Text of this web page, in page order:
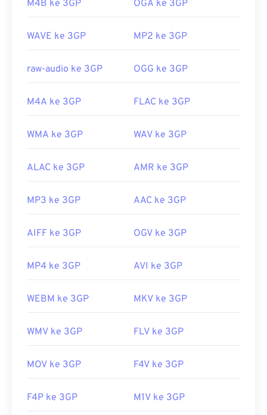
https://en.wikipedia.org/wiki/.m2ts
di luar ponsel, konversikanberkas ke MP4.
ke-3 (3GPP)
Rilis awal: 1997
https://en.wikipedia.org/wiki/3GP_dan_3G2
M4B ke 3GP OGA ke 3GP
WAVE ke 3GP MP2 ke 3GP
raw-audio ke 3GP OGG ke 3GP
M4A ke 3GP FLAC ke 3GP
WMA ke 3GP WAV ke 3GP
ALAC ke 3GP AMR ke 3GP
MP3 ke 3GP AAC ke 3GP
AIFF ke 3GP OGV ke 3GP
MP4 ke 3GP AVI ke 3GP
WEBM ke 3GP MKV ke 3GP
WMV ke 3GP FLV ke 3GP
MOV ke 3GP F4V ke 3GP
F4P ke 3GP M1V ke 3GP